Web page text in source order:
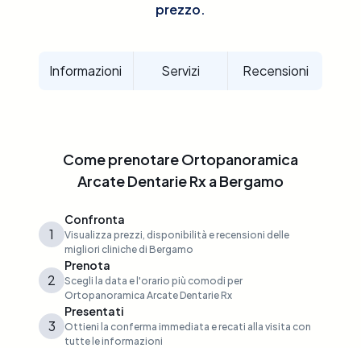
prezzo.
Informazioni Servizi Recensioni
Come prenotareOrtopanoramica
Arcate Dentarie RxaBergamo
1
Confronta
Visualizza prezzi, disponibilità e recensioni delle
migliori cliniche di Bergamo
2
Prenota
Scegli la data e l'orario più comodi per
Ortopanoramica Arcate Dentarie Rx
3
Presentati
Ottieni la conferma immediata e recati alla visita con
tutte le informazioni